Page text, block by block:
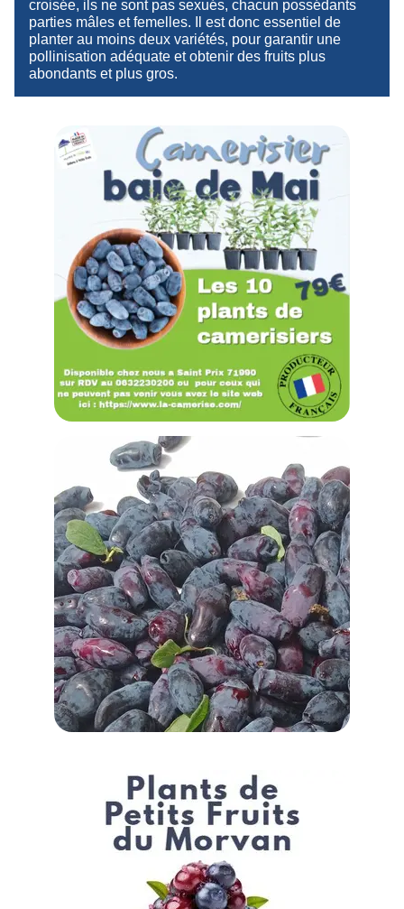
croisée, ils ne sont pas sexués, chacun possédants
parties mâles et femelles. Il est donc essentiel de
planter au moins deux variétés, pour garantir une
pollinisation adéquate et obtenir des fruits plus
abondants et plus gros.